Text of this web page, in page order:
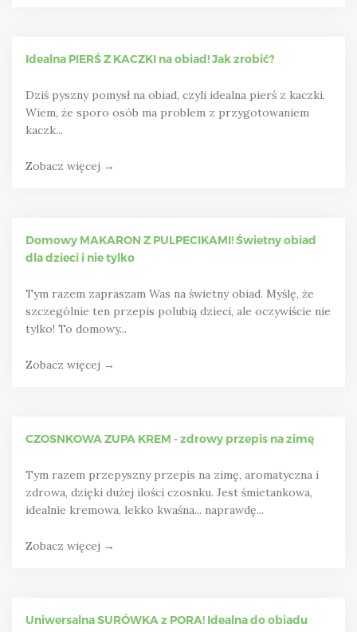
Idealna PIERŚ Z KACZKI na obiad! Jak zrobić?
Dziś pyszny pomysł na obiad, czyli idealna pierś z kaczki.
Wiem, że sporo osób ma problem z przygotowaniem
kaczk...
Zobacz więcej →
Domowy MAKARON Z PULPECIKAMI! Świetny obiad
dla dzieci i nie tylko
Tym razem zapraszam Was na świetny obiad. Myślę, że
szczególnie ten przepis polubią dzieci, ale oczywiście nie
tylko! To domowy...
Zobacz więcej →
CZOSNKOWA ZUPA KREM - zdrowy przepis na zimę
Tym razem przepyszny przepis na zimę, aromatyczna i
zdrowa, dzięki dużej ilości czosnku. Jest śmietankowa,
idealnie kremowa, lekko kwaśna... naprawdę...
Zobacz więcej →
Uniwersalna SURÓWKA z PORA! Idealna do obiadu